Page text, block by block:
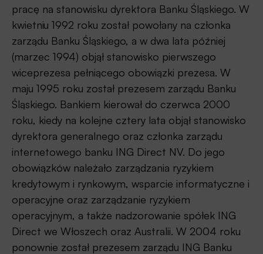
pracę na stanowisku dyrektora Banku Śląskiego. W
kwietniu 1992 roku został powołany na członka
zarządu Banku Śląskiego, a w dwa lata później
(marzec 1994) objął stanowisko pierwszego
wiceprezesa pełniącego obowiązki prezesa. W
maju 1995 roku został prezesem zarządu Banku
Śląskiego. Bankiem kierował do czerwca 2000
roku, kiedy na kolejne cztery lata objął stanowisko
dyrektora generalnego oraz członka zarządu
internetowego banku ING Direct NV. Do jego
obowiązków należało zarządzania ryzykiem
kredytowym i rynkowym, wsparcie informatyczne i
operacyjne oraz zarządzanie ryzykiem
operacyjnym, a także nadzorowanie spółek ING
Direct we Włoszech oraz Australii. W 2004 roku
ponownie został prezesem zarządu ING Banku